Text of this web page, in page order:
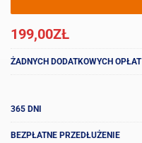
199,00ZŁ
ŻADNYCH DODATKOWYCH OPŁAT
365 DNI
BEZPŁATNE PRZEDŁUŻENIE